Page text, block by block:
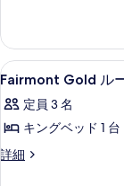
み
条
件
ル
ベ
ッ
ド
2
台
ム
ダ
ブ
ベ
ッ
2
Fairmont
Gold
ル
ー
ム
2
Fairmont Gold ル
定員 3 名
キングベッド 1 台
詳細
Fairmont